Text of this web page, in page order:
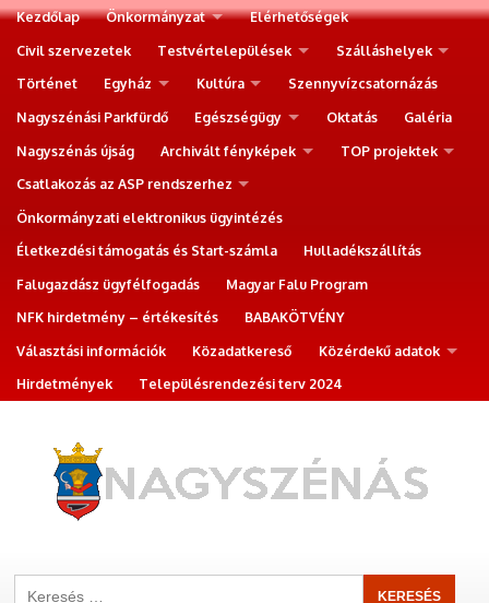
Kezdőlap Önkormányzat
Elérhetőségek
Civil szervezetek
Testvértelepülések
Szálláshelyek
Történet
Egyház Kultúra
Szennyvízcsatornázás
Nagyszénási Parkfürdő
Egészségügy Oktatás
Galéria
Nagyszénás újság
Archivált fényképek
TOP projektek
Csatlakozás az ASP rendszerhez
Önkormányzati elektronikus ügyintézés
Életkezdési támogatás és Start-számla
Hulladékszállítás
Falugazdász ügyfélfogadás
Magyar Falu Program
NFK hirdetmény – értékesítés
BABAKÖTVÉNY
Választási információk
Közadatkereső
Közérdekű adatok
Hirdetmények
Településrendezési terv 2024